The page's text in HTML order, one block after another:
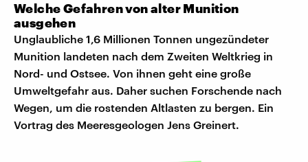
Welche Gefahren von alter Munition
ausgehen
Unglaubliche 1,6 Millionen Tonnen ungezündeter
Munition landeten nach dem Zweiten Weltkrieg in
Nord- und Ostsee. Von ihnen geht eine große
Umweltgefahr aus. Daher suchen Forschende nach
Wegen, um die rostenden Altlasten zu bergen. Ein
Vortrag des Meeresgeologen Jens Greinert.